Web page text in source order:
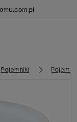
Pojemniki